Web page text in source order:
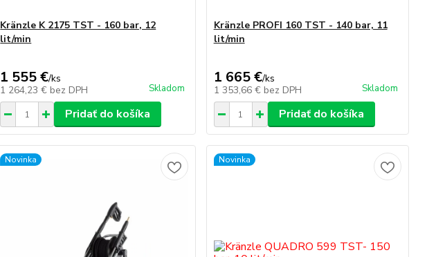
Kränzle K 2175 TST - 160 bar, 12
lit/min
1 555 €/ks
1 264,23 € bez DPH Skladom
Pridať do košíka
Kränzle PROFI 160 TST - 140 bar, 11
lit/min
1 665 €/ks
1 353,66 € bez DPH Skladom
Pridať do košíka
Novinka Novinka